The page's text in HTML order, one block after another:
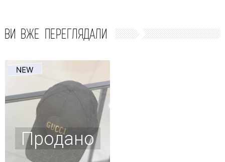
ВИ ВЖЕ ПЕРЕГЛЯДАЛИ
Продано